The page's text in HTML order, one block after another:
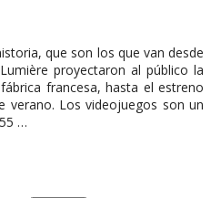
que son los que van desde
proyectaron al público la
francesa, hasta el estreno
verano. Los videojuegos son un
…